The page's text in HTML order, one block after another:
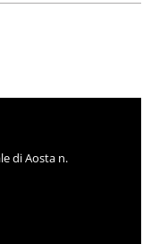
di Aosta n.